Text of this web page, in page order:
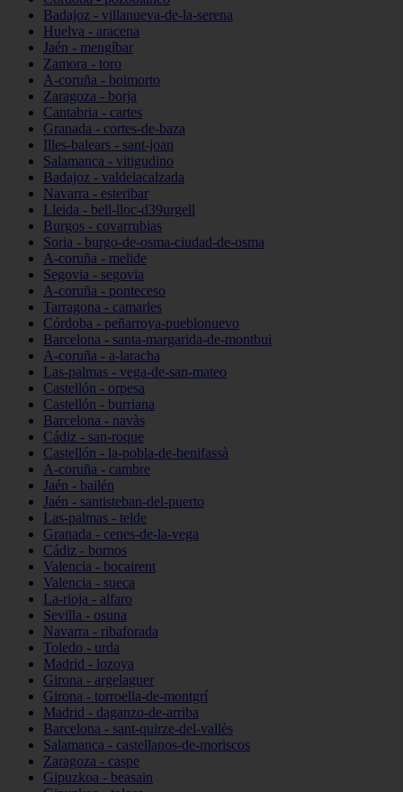
Badajoz - villanueva-de-la-serena
Huelva - aracena
Jaén - mengíbar
Zamora - toro
A-coruña - boimorto
Zaragoza - borja
Cantabria - cartes
Granada - cortes-de-baza
Illes-balears - sant-joan
Salamanca - vitigudino
Badajoz - valdelacalzada
Navarra - esteribar
Lleida - bell-lloc-d39urgell
Burgos - covarrubias
Soria - burgo-de-osma-ciudad-de-osma
A-coruña - melide
Segovia - segovia
A-coruña - ponteceso
Tarragona - camarles
Córdoba - peñarroya-pueblonuevo
Barcelona - santa-margarida-de-montbui
A-coruña - a-laracha
Las-palmas - vega-de-san-mateo
Castellón - orpesa
Castellón - burriana
Barcelona - navàs
Cádiz - san-roque
Castellón - la-pobla-de-benifassà
A-coruña - cambre
Jaén - bailén
Jaén - santisteban-del-puerto
Las-palmas - telde
Granada - cenes-de-la-vega
Cádiz - bornos
Valencia - bocairent
Valencia - sueca
La-rioja - alfaro
Sevilla - osuna
Navarra - ribaforada
Toledo - urda
Madrid - lozoya
Girona - argelaguer
Girona - torroella-de-montgrí
Madrid - daganzo-de-arriba
Barcelona - sant-quirze-del-vallès
Salamanca - castellanos-de-moriscos
Zaragoza - caspe
Gipuzkoa - beasain